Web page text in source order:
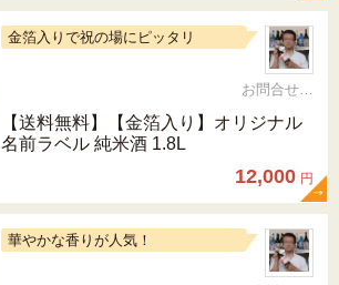
金箔入りで祝の場にピッタリ
お問合せ 092-321-1597
【送料無料】【金箔入り】オリジナル
名前ラベル 純米酒 1.8L
12,000 円
華やかな香りが人気！